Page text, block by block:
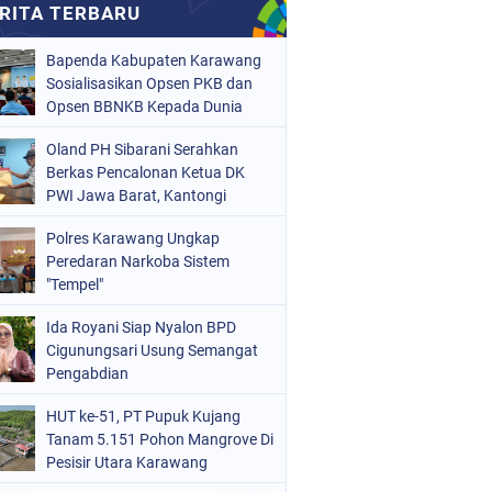
Bapenda Kabupaten Karawang
Sosialisasikan Opsen PKB dan
Opsen BBNKB Kepada Dunia
Oland PH Sibarani Serahkan
Berkas Pencalonan Ketua DK
PWI Jawa Barat, Kantongi
Polres Karawang Ungkap
Peredaran Narkoba Sistem
"Tempel"
Ida Royani Siap Nyalon BPD
Cigunungsari Usung Semangat
Pengabdian
HUT ke-51, PT Pupuk Kujang
Tanam 5.151 Pohon Mangrove Di
Pesisir Utara Karawang